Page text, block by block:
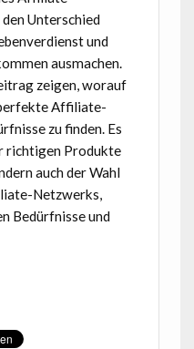
Unterschied
und
ausmachen.
zeigen, worauf
Affiliate-
zu finden. Es
richtigen Produkte
auch der Wahl
Netzwerks,
Bedürfnisse und